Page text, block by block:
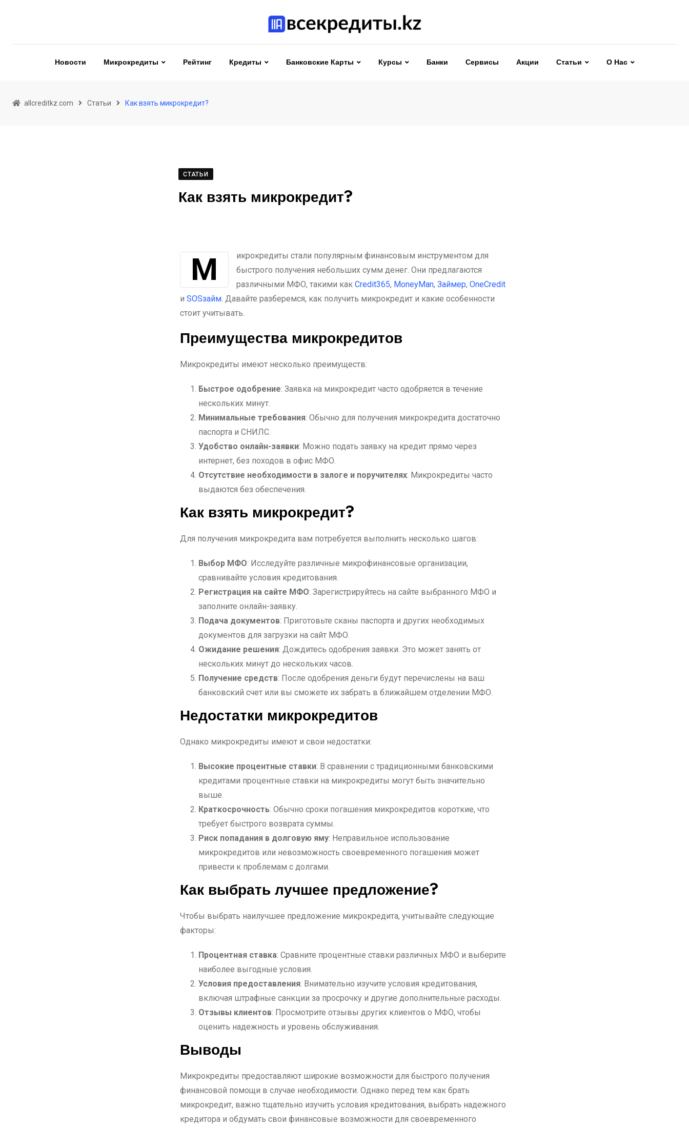
Новости Микрокредиты Рейтинг Кредиты Банковские Карты Курсы Банки Сервисы Акции Статьи О Нас
allcreditkz.com Статьи Как взять микрокредит?
СТАТЬИ
Как взять микрокредит?
Микрокредиты стали популярным финансовым инструментом для
быстрого получения небольших сумм денег. Они предлагаются
различными МФО, такими как Credit365, MoneyMan, Займер, OneCredit
и SOSзайм. Давайте разберемся, как получить микрокредит и какие особенности
стоит учитывать.
Преимущества микрокредитов
Микрокредиты имеют несколько преимуществ:
Быстрое одобрение: Заявка на микрокредит часто одобряется в течение
нескольких минут.
Минимальные требования: Обычно для получения микрокредита достаточно
паспорта и СНИЛС.
Удобство онлайн-заявки: Можно подать заявку на кредит прямо через
интернет, без походов в офис МФО.
Отсутствие необходимости в залоге и поручителях: Микрокредиты часто
выдаются без обеспечения.
Как взять микрокредит?
Для получения микрокредита вам потребуется выполнить несколько шагов:
Выбор МФО: Исследуйте различные микрофинансовые организации,
сравнивайте условия кредитования.
Регистрация на сайте МФО: Зарегистрируйтесь на сайте выбранного МФО и
заполните онлайн-заявку.
Подача документов: Приготовьте сканы паспорта и других необходимых
документов для загрузки на сайт МФО.
Ожидание решения: Дождитесь одобрения заявки. Это может занять от
нескольких минут до нескольких часов.
Получение средств: После одобрения деньги будут перечислены на ваш
банковский счет или вы сможете их забрать в ближайшем отделении МФО.
Недостатки микрокредитов
Однако микрокредиты имеют и свои недостатки:
Высокие процентные ставки: В сравнении с традиционными банковскими
кредитами процентные ставки на микрокредиты могут быть значительно
выше.
Краткосрочность: Обычно сроки погашения микрокредитов короткие, что
требует быстрого возврата суммы.
Риск попадания в долговую яму: Неправильное использование
микрокредитов или невозможность своевременного погашения может
привести к проблемам с долгами.
Как выбрать лучшее предложение?
Чтобы выбрать наилучшее предложение микрокредита, учитывайте следующие
факторы:
Процентная ставка: Сравните процентные ставки различных МФО и выберите
наиболее выгодные условия.
Условия предоставления: Внимательно изучите условия кредитования,
включая штрафные санкции за просрочку и другие дополнительные расходы.
Отзывы клиентов: Просмотрите отзывы других клиентов о МФО, чтобы
оценить надежность и уровень обслуживания.
Выводы
Микрокредиты предоставляют широкие возможности для быстрого получения
финансовой помощи в случае необходимости. Однако перед тем как брать
микрокредит, важно тщательно изучить условия кредитования, выбрать надежного
кредитора и обдумать свои финансовые возможности для своевременного